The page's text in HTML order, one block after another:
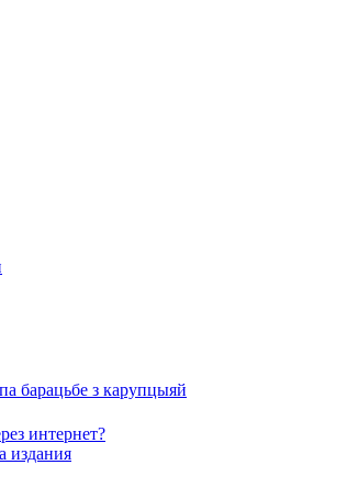
барацьбе з карупцыяй
интернет?
издания